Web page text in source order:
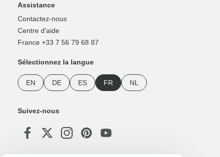
Assistance
Contactez-nous
Centre d'aide
France +33 7 56 79 68 87
Sélectionnez la langue
EN DE ES FR NL
Suivez-nous